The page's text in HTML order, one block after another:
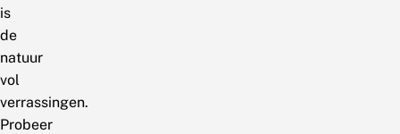
is
de
natuur
vol
verrassingen.
Probeer